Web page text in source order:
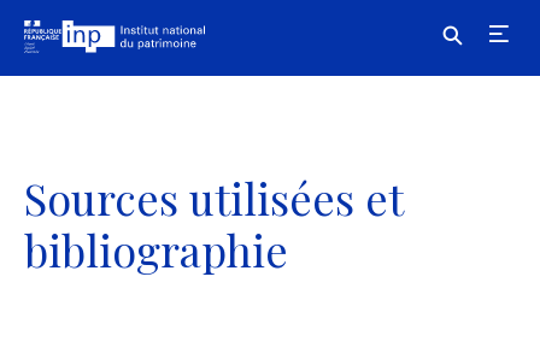
VOCABULAIRE GÉNÉRAL
A PROPOS
Sources utilisées et
bibliographie